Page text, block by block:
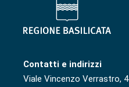
Contatti e indirizzi
Viale Vincenzo Verrastro, 4